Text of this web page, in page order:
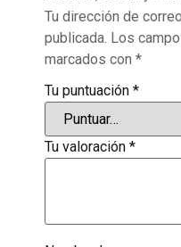
Tu dirección de
publicada. Los
marcados con *
Tu puntuación *
Tu valoración *